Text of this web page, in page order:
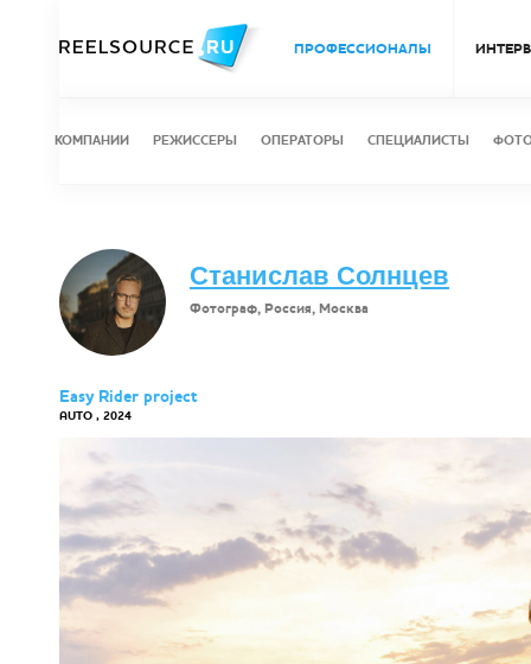
ПРОФЕССИОНАЛЫ
КОМПАНИИ РЕЖИССЕРЫ ОПЕРАТОРЫ СПЕЦИАЛИСТЫ
Станислав Солнцев
Фотограф, Россия, Москва
Easy Rider project
AUTO , 2024